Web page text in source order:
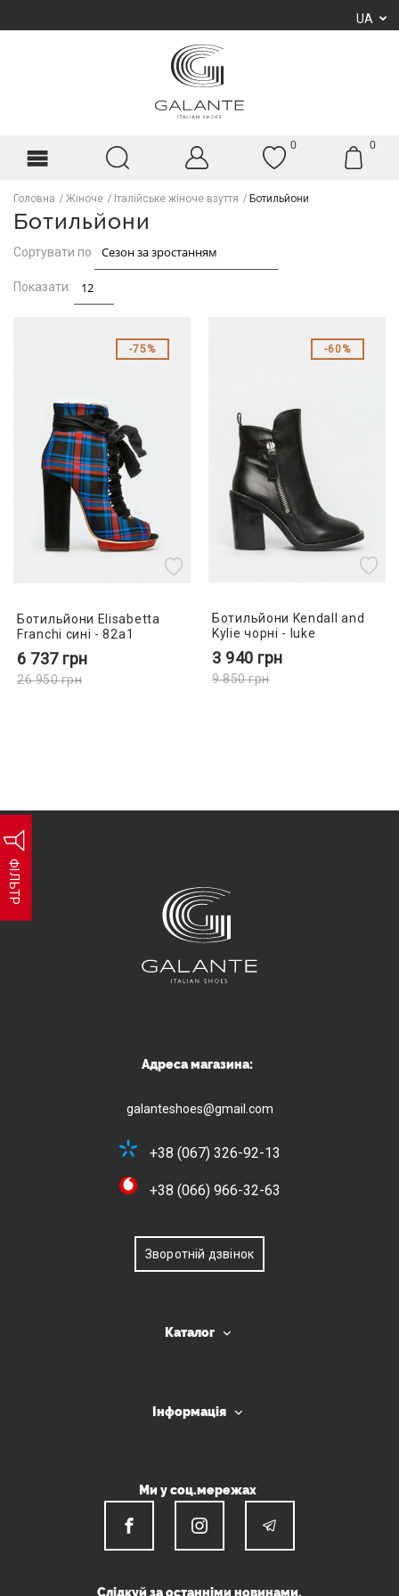
UA
0 0
Головна Жіноче Італійське жіноче взуття Ботильйони
Ботильйони
ФІЛЬТР
Сортувати по
Показати:
75%
Ботильйони Elisabetta
Franchi сині - 82a1
6 737 грн
26 950грн
60%
Ботильйони Kendall and
Kylie чорні - luke
3 940 грн
9 850грн
Адреса магазина:
galanteshoes@gmail.com
+38 (067) 326-92-13
+38 (066) 966-32-63
Зворотній дзвінок
Каталог
Інформація
Ми у соц.мережах
Слідкуй за останніми новинами.